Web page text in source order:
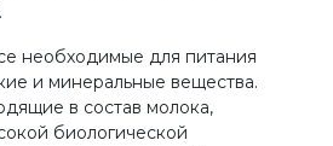
необходимые для питания
и минеральные вещества.
в состав молока,
биологической